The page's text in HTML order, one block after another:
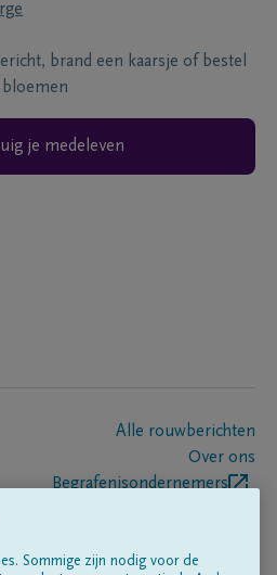
brand een kaarsje of bestel
bloemen
je medeleven
Alle rouwberichten
Over ons
Begrafenisondernemers
Sommige zijn nodig voor de